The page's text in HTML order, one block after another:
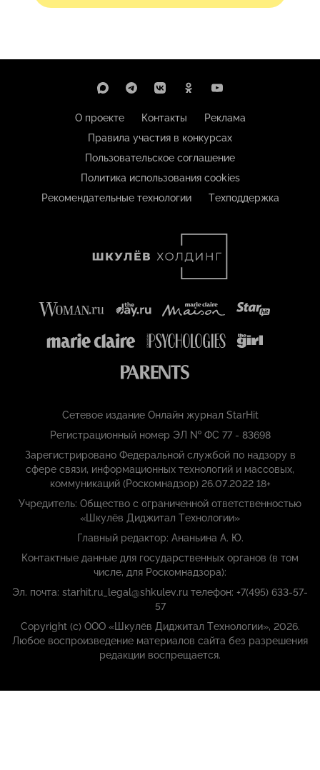
О проекте Контакты
Реклама
Правила участия в конкурсах
Пользовательское соглашение
Политика использования cookies
Рекомендательные технологии
Техподдержка
Сетевое издание Онлайн журнал StarHit
Регистрационный номер ЭЛ № ФС 77 - 83698
Зарегистрировано Федеральной службой по надзору в
сфере связи, информационных технологий и массовых,
коммуникаций (Роскомнадзор) 26.07.2022 18+
Учредитель: Общество с ограниченной ответственностью
«Шкулёв Диджитал Технологии»
Главный редактор: Ананьина А. Ю.
Контактные данные для государственных органов (в том
числе, для Роскомнадзора):
Эл. почта: starhit.ru_legal@shkulev.ru телефон: +7(495) 633-57-
57
Copyright (с) ООО «Шкулёв Диджитал Технологии», 2026.
Любое воспроизведение материалов сайта без разрешения
редакции воспрещается.